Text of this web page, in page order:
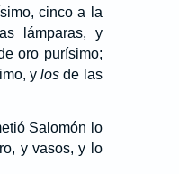
cinco a la
lámparas, y
oro purísimo;
ylos de las
Salomón lo
y vasos, y lo